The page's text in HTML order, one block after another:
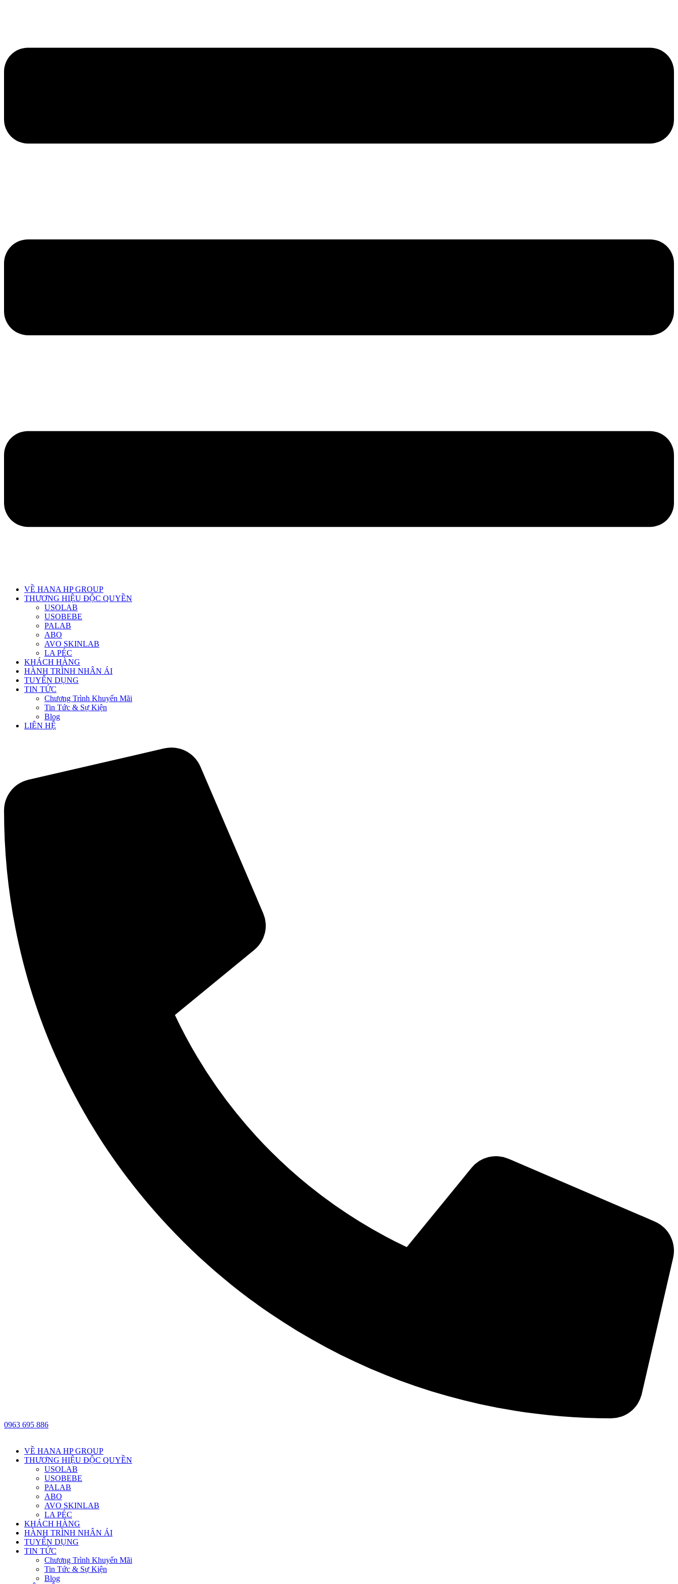
VỀ HANA HP GROUP
THƯƠNG HIỆU ĐỘC QUYỀN
USOLAB
USOBEBE
PALAB
ABO
AVO SKINLAB
LA PÉC
KHÁCH HÀNG
HÀNH TRÌNH NHÂN ÁI
TUYỂN DỤNG
TIN TỨC
Chương Trình Khuyến Mãi
Tin Tức & Sự Kiện
Blog
LIÊN HỆ
0963 695 886
VỀ HANA HP GROUP
THƯƠNG HIỆU ĐỘC QUYỀN
USOLAB
USOBEBE
PALAB
ABO
AVO SKINLAB
LA PÉC
KHÁCH HÀNG
HÀNH TRÌNH NHÂN ÁI
TUYỂN DỤNG
TIN TỨC
Chương Trình Khuyến Mãi
Tin Tức & Sự Kiện
Blog